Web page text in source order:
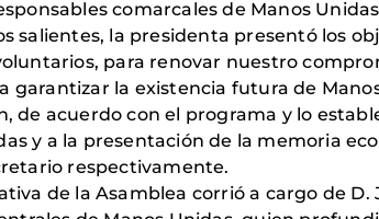
comarcales de Manos
salientes, la presidenta presentó los
para renovar nuestro
garantizar la existencia futura de
de acuerdo con el programa y lo
y a la presentación de la memoria
respectivamente.
de la Asamblea corrió a cargo de